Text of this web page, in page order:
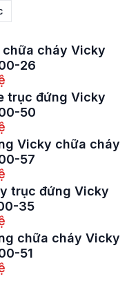
cháy Vicky
26
trục đứng Vicky
50
Vicky chữa cháy
57
trục đứng Vicky
35
chữa cháy Vicky
51